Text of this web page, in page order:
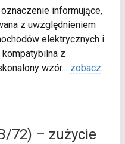
informujące,
z uwzględnieniem
elektrycznych i
kompatybilna z
wzór... zobacz
72) – zużycie